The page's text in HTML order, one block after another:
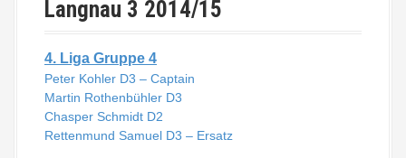
Langnau 3 2014/15
4. Liga Gruppe 4
Peter Kohler D3 – Captain
Martin Rothenbühler D3
Chasper Schmidt D2
Rettenmund Samuel D3 – Ersatz